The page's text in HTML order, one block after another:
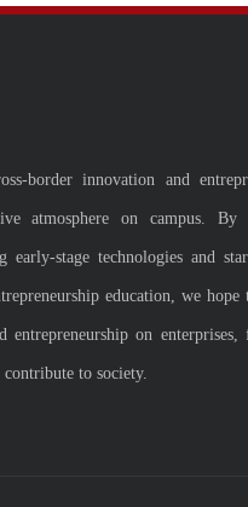
border innovation and
atmosphere on campus. By
early-stage technologies and
education, we hope
entrepreneurship on
to society.